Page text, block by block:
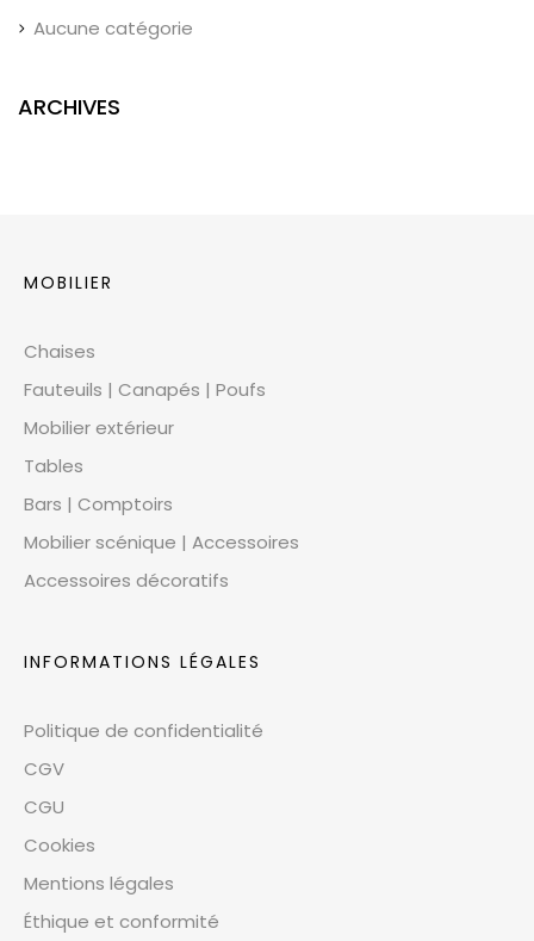
Aucune catégorie
ARCHIVES
MOBILIER
Chaises
Fauteuils | Canapés | Poufs
Mobilier extérieur
Tables
Bars | Comptoirs
Mobilier scénique | Accessoires
Accessoires décoratifs
INFORMATIONS LÉGALES
Politique de confidentialité
CGV
CGU
Cookies
Mentions légales
Éthique et conformité